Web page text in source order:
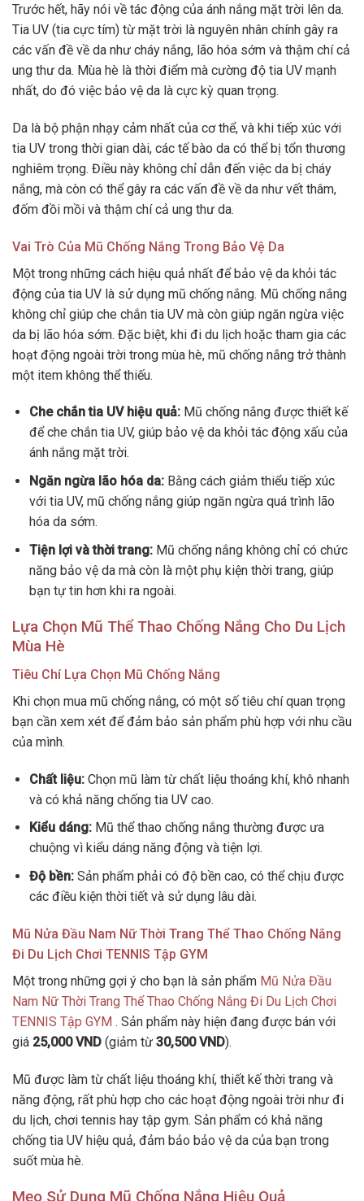
Trước hết, hãy nói về tác động của ánh nắng mặt trời lên da.
Tia UV (tia cực tím) từ mặt trời là nguyên nhân chính gây ra
các vấn đề về da như cháy nắng, lão hóa sớm và thậm chí cả
ung thư da. Mùa hè là thời điểm mà cường độ tia UV mạnh
nhất, do đó việc bảo vệ da là cực kỳ quan trọng.
Da là bộ phận nhạy cảm nhất của cơ thể, và khi tiếp xúc với
tia UV trong thời gian dài, các tế bào da có thể bị tổn thương
nghiêm trọng. Điều này không chỉ dẫn đến việc da bị cháy
nắng, mà còn có thể gây ra các vấn đề về da như vết thâm,
đốm đồi mồi và thậm chí cả ung thư da.
Vai Trò Của Mũ Chống Nắng Trong Bảo Vệ Da
Một trong những cách hiệu quả nhất để bảo vệ da khỏi tác
động của tia UV là sử dụng mũ chống nắng. Mũ chống nắng
không chỉ giúp che chắn tia UV mà còn giúp ngăn ngừa việc
da bị lão hóa sớm. Đặc biệt, khi đi du lịch hoặc tham gia các
hoạt động ngoài trời trong mùa hè, mũ chống nắng trở thành
một item không thể thiếu.
Che chắn tia UV hiệu quả:Mũ chống nắng được thiết kế
để che chắn tia UV, giúp bảo vệ da khỏi tác động xấu của
ánh nắng mặt trời.
Ngăn ngừa lão hóa da:Bằng cách giảm thiểu tiếp xúc
với tia UV, mũ chống nắng giúp ngăn ngừa quá trình lão
hóa da sớm.
Tiện lợi và thời trang:Mũ chống nắng không chỉ có chức
năng bảo vệ da mà còn là một phụ kiện thời trang, giúp
bạn tự tin hơn khi ra ngoài.
Lựa Chọn Mũ Thể Thao Chống Nắng Cho Du Lịch
Mùa Hè
Tiêu Chí Lựa Chọn Mũ Chống Nắng
Khi chọn mua mũ chống nắng, có một số tiêu chí quan trọng
bạn cần xem xét để đảm bảo sản phẩm phù hợp với nhu cầu
của mình.
Chất liệu:Chọn mũ làm từ chất liệu thoáng khí, khô nhanh
và có khả năng chống tia UV cao.
Kiểu dáng:Mũ thể thao chống nắng thường được ưa
chuộng vì kiểu dáng năng động và tiện lợi.
Độ bền:Sản phẩm phải có độ bền cao, có thể chịu được
các điều kiện thời tiết và sử dụng lâu dài.
Mũ Nửa Đầu Nam Nữ Thời Trang Thể Thao Chống Nắng
Đi Du Lịch Chơi TENNIS Tập GYM
Một trong những gợi ý cho bạn là sản phẩm Mũ Nửa Đầu
Nam Nữ Thời Trang Thể Thao Chống Nắng Đi Du Lịch Chơi
TENNIS Tập GYM . Sản phẩm này hiện đang được bán với
giá 25,000 VND (giảm từ 30,500 VND).
Mũ được làm từ chất liệu thoáng khí, thiết kế thời trang và
năng động, rất phù hợp cho các hoạt động ngoài trời như đi
du lịch, chơi tennis hay tập gym. Sản phẩm có khả năng
chống tia UV hiệu quả, đảm bảo bảo vệ da của bạn trong
suốt mùa hè.
Mẹo Sử Dụng Mũ Chống Nắng Hiệu Quả